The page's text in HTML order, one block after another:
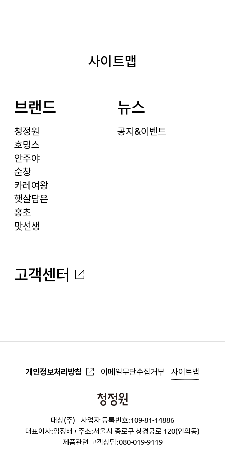
사이트맵
브랜드
청정원
호밍스
안주야
순창
카레여왕
햇살담은
홍초
맛선생
뉴스
공지&이벤트
고객센터
개인정보처리방침 이메일무단수집거부 사이트맵
청
원
대상(주)
사업자 등록번호:109-81-14886
대표이사:임정배
주소:서울시 종로구 창경궁로 120(인의동)
제품관련 고객상담:080-019-9119